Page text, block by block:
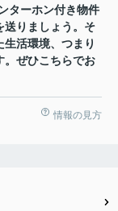
ターホン付き物件
送りましょう。そ
活環境、つまり
。ぜひこちらでお
情報の見方